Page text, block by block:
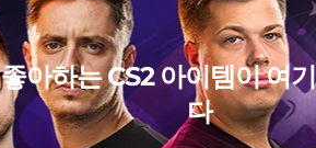
좋아하는 CS2 아이템이 여
다